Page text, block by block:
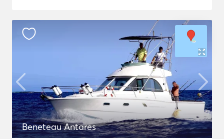
Beneteau Antares